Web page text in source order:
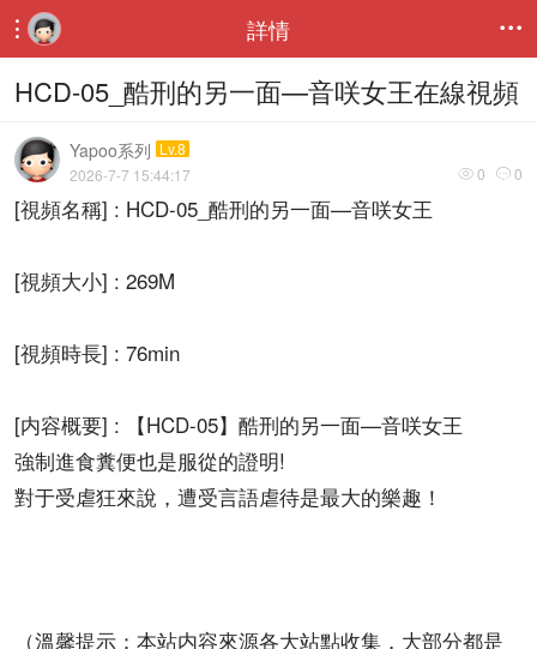
 詳情 
HCD-05_酷刑的另一面—音咲女王在線視頻
Yapoo系列 Lv.8
 0  0
2026-7-7 15:44:17
[視頻名稱] : HCD-05_酷刑的另一面—音咲女王
[視頻大小] : 269M
[視頻時長] : 76min
[内容概要] : 【HCD-05】酷刑的另一面—音咲女王
強制進食糞便也是服從的證明!
對于受虐狂來說，遭受言語虐待是最大的樂趣！
（溫馨提示：本站内容來源各大站點收集，大部分都是